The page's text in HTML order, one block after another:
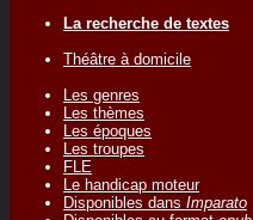
La recherche de textes
Théâtre à domicile
Les genres
Les thèmes
Les époques
Les troupes
FLE
Le handicap moteur
Disponibles dans Imparato